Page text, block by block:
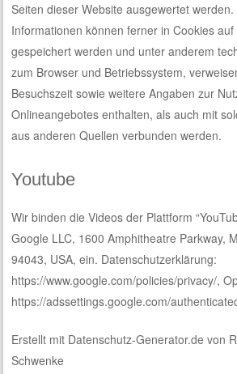
Seiten dieser Website ausgewertet
Informationen können ferner in Cookies
gespeichert werden und unter anderem
zum Browser und Betriebssystem,
Besuchszeit sowie weitere Angaben zur
Onlineangebotes enthalten, als auch mit
aus anderen Quellen verbunden werden.
Youtube
Wir binden die Videos der Plattform
Google LLC, 1600 Amphitheatre Parkway,
94043, USA, ein. Datenschutzerklärung:
https://www.google.com/policies/privacy/,
https://adssettings.google.com/
Erstellt mit Datenschutz-Generator.de von
Schwenke